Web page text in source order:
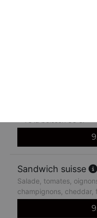
Sandwich suisse
Salade, tomates,
champignons, cheddar,